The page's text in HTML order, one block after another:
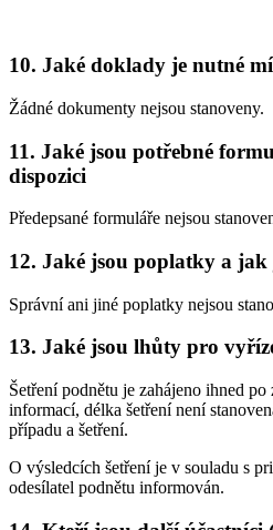
10. Jaké doklady je nutné
Žádné dokumenty nejsou stanoveny.
11. Jaké jsou potřebné
dispozici
Předepsané formuláře nejsou
12. Jaké jsou poplatky a jak
Správní ani jiné poplatky nejsou
13. Jaké jsou lhůty pro
Šetření podnětu je zahájeno ihned
informací, délka šetření není
případu a šetření.
O výsledcích šetření je v souladu s
odesílatel podnětu informován.